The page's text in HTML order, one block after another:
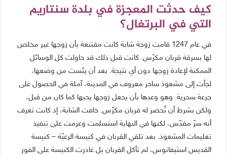
كيف حدثت المعجزة في بلدة سنتاريم
التي في البرتغال؟
في عام 1247 قامت زوجة شابة كانت مقتنعة بأن زوجها غير مخلص
لها بسرقة قربان مكرّس. كانت قبل ذلك قد حاولت كل الوسائل
الممكنة لإعادة زوجها دون أي نتيجة. بعد أن يئست من وضعها،
لجأت إلى مشعوذ ساحر معروف في المدينة، آملة في الحصول على
جرعة سحرية. وهو وعدها بأن يجعل زوجها يحبها كما كان من قبل،
ولكن بشرط أن تُحضر له قربان مكرّس. خافت الشابة، إذ كانت تعرف
أنه سرّ مقدّس، لكنها في النهاية استسلمت وعزمت على تنفيذ
تعليمات المشعوذ. بعد تلقي القربان في كنيسة الرعيّة – كنيسة
القديس استيفانوس، لم تأكل القربان بل غادرت الكنيسة على الفور